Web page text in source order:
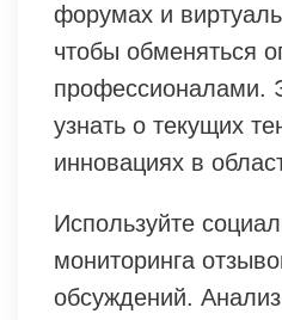
форумах и
чтобы обменяться
профессионалами.
узнать о текущих
инновациях в
Используйте
мониторинга
обсуждений.